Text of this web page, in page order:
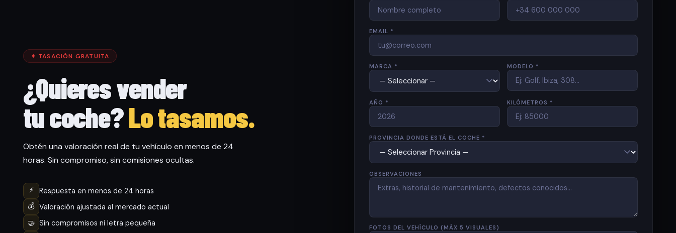
✦ TASACIÓN GRATUITA
¿Quieres vender
tu coche?Lo tasamos.
Obtén una valoración real de tu vehículo en menos de 24
horas. Sin compromiso, sin comisiones ocultas.
⚡
Respuesta en menos de 24 horas
💰 Valoración ajustada al mercado actual
🤝 Sin compromisos ni letra pequeña
EMAIL *
MARCA * MODELO *
AÑO * KILÓMETROS *
PROVINCIA DONDE ESTÁ EL COCHE *
OBSERVACIONES
FOTOS DEL VEHÍCULO (MÁX 5 VISUALES)